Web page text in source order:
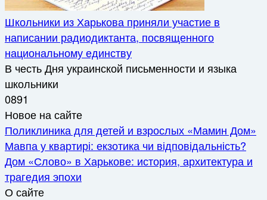
Школьники из Харькова приняли участие в
написании радиодиктанта, посвященного
национальному единству
В честь Дня украинской письменности и языка
школьники
0891
Новое на сайте
Поликлиника для детей и взрослых «Мамин Дом»
Мавпа у квартирі: екзотика чи відповідальність?
Дом «Слово» в Харькове: история, архитектура и
трагедия эпохи
О сайте